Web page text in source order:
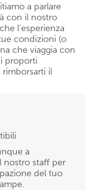
a parlare
con il nostro
l’esperienza
condizioni (o
che viaggia con
proporti
rimborsarti il
a
nostro staff per
del tuo